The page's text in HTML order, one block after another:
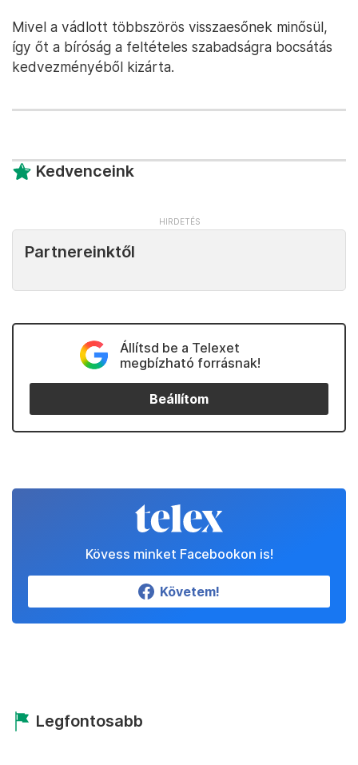
Mivel a vádlott többszörös visszaesőnek minősül,
így őt a bíróság a feltételes szabadságra bocsátás
kedvezményéből kizárta.
Kedvenceink
Partnereinktől
Állítsd be a Telexet
megbízható forrásnak!
Beállítom
Kövess minket Facebookon is!
Követem!
Legfontosabb